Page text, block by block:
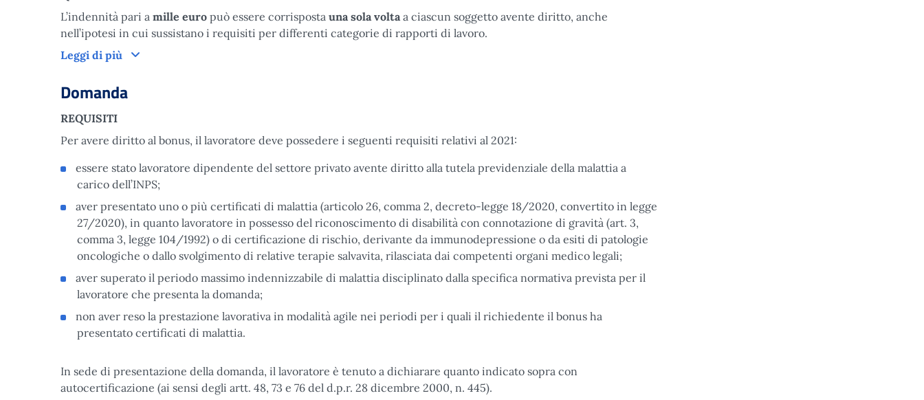
L’indennità pari a mille euro può essere corrisposta una sola voltaa ciascun soggetto avente diritto, anche
nell’ipotesi in cui sussistano i requisiti per differenti categorie di rapporti di lavoro.
Leggi di più
Come funziona
Domanda
REQUISITI
Per avere diritto al bonus, il lavoratore deve possedere i seguenti requisiti relativi al 2021:
essere stato lavoratore dipendente del settore privato avente diritto alla tutela previdenziale della malattia a
carico dell’INPS;
aver presentato uno o più certificati di malattia (articolo 26, comma 2, decreto-legge 18/2020, convertito in legge
27/2020), in quanto lavoratore in possesso del riconoscimento di disabilità con connotazione di gravità (art. 3,
comma 3, legge 104/1992) o di certificazione di rischio, derivante da immunodepressione o da esiti di patologie
oncologiche o dallo svolgimento di relative terapie salvavita, rilasciata dai competenti organi medico legali;
aver superato il periodo massimo indennizzabile di malattia disciplinato dalla specifica normativa prevista per il
lavoratore che presenta la domanda;
non aver reso la prestazione lavorativa in modalità agile nei periodi per i quali il richiedente il bonus ha
presentato certificati di malattia.
In sede di presentazione della domanda, il lavoratore è tenuto a dichiarare quanto indicato sopra con
autocertificazione (ai sensi degli artt. 48, 73 e 76 del d.p.r. 28 dicembre 2000, n. 445).